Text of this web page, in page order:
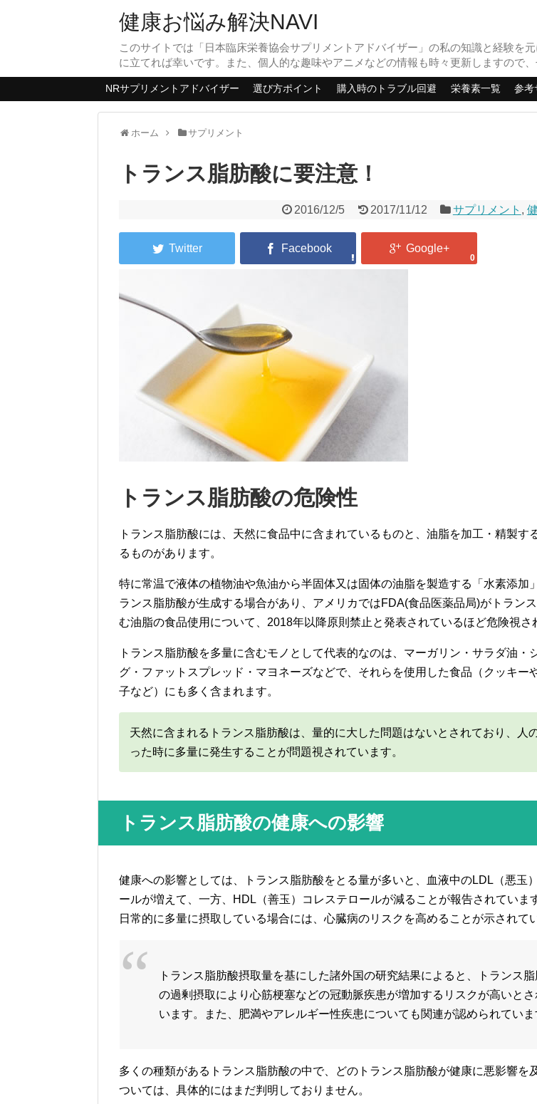
健康お悩み解決NAVI
このサイトでは「日本臨床栄養協会サプリメントアドバイザー」の私の知識と経験を
に立てれば幸いです。また、個人的な趣味やアニメなどの情報も時々更新しますので、
NRサプリメントアドバイザー 選び方ポイント 購入時のトラブル回避 栄養素一覧 参考
ホーム サプリメント
トランス脂肪酸に要注意！
2016/12/5 2017/11/12 サプリメント ,
0
トランス脂肪酸の危険性
トランス脂肪酸には、天然に食品中に含まれているものと、油脂を加工・精製す
るものがあります。
特に常温で液体の植物油や魚油から半固体又は固体の油脂を製造する「水素添加
ランス脂肪酸が生成する場合があり、アメリカではFDA(食品医薬品局)がトラン
む油脂の食品使用について、2018年以降原則禁止と発表されているほど危険視さ
トランス脂肪酸を多量に含むモノとして代表的なのは、マーガリン・サラダ油・
グ・ファットスプレッド・マヨネーズなどで、それらを使用した食品（クッキー
子など）にも多く含まれます。
天然に含まれるトランス脂肪酸は、量的に大した問題はないとされており、人
った時に多量に発生することが問題視されています。
トランス脂肪酸の健康への影響
健康への影響としては、トランス脂肪酸をとる量が多いと、血液中のLDL（悪玉
ールが増えて、一方、HDL（善玉）コレステロールが減ることが報告されていま
日常的に多量に摂取している場合には、心臓病のリスクを高めることが示されて
トランス脂肪酸摂取量を基にした諸外国の研究結果によると、トランス脂
の過剰摂取により心筋梗塞などの冠動脈疾患が増加するリスクが高いとさ
います。また、肥満やアレルギー性疾患についても関連が認められていま
多くの種類があるトランス脂肪酸の中で、どのトランス脂肪酸が健康に悪影響を
ついては、具体的にはまだ判明しておりません。